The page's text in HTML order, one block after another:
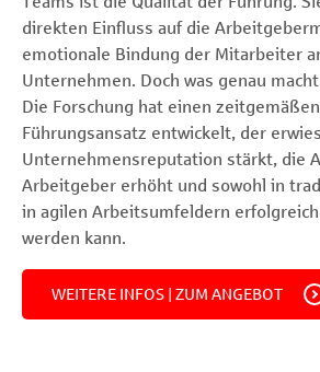
direkten Einfluss auf die
emotionale Bindung der Mitarbeiter
Unternehmen. Doch was genau
Die Forschung hat einen
Führungsansatz entwickelt, der
Unternehmensreputation stärkt, die
Arbeitgeber erhöht und sowohl in
in agilen Arbeitsumfeldern
werden kann.
WEITERE INFOS | ZUM ANGEBOT